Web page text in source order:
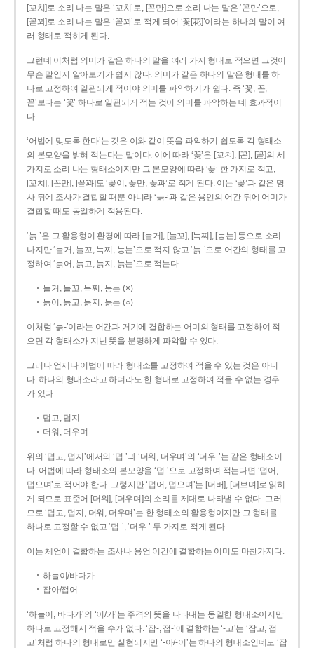
[꼬치]로 소리 나는 말은 ‘꼬치’로, [꼰만]으로 소리 나는 말은 ‘꼰만’으로,
[꼳꽈]로 소리 나는 말은 ‘꼳꽈’로 적게 되어 ‘꽃[花]’이라는 하나의 말이 여
러 형태로 적히게 된다.
그런데 이처럼 의미가 같은 하나의 말을 여러 가지 형태로 적으면 그것이
무슨 말인지 알아보기가 쉽지 않다. 의미가 같은 하나의 말은 형태를 하
나로 고정하여 일관되게 적어야 의미를 파악하기가 쉽다. 즉 ‘꽃, 꼰,
꼳’보다는 ‘꽃’ 하나로 일관되게 적는 것이 의미를 파악하는 데 효과적이
다.
‘어법에 맞도록 한다’는 것은 이와 같이 뜻을 파악하기 쉽도록 각 형태소
의 본모양을 밝혀 적는다는 말이다. 이에 따라 ‘꽃’은 [꼬ㅊ], [꼰], [꼳]의 세
가지로 소리 나는 형태소이지만 그 본모양에 따라 ‘꽃’ 한 가지로 적고,
[꼬치], [꼰만], [꼳꽈]도 ‘꽃이, 꽃만, 꽃과’로 적게 된다. 이는 ‘꽃’과 같은 명
사 뒤에 조사가 결합할 때뿐 아니라 ‘늙-’과 같은 용언의 어간 뒤에 어미가
결합할 때도 동일하게 적용된다.
‘늙-’은 그 활용형이 환경에 따라 [늘거], [늘꼬], [늑찌], [능는] 등으로 소리
나지만 ‘늘거, 늘꼬, 늑찌, 능는’으로 적지 않고 ‘늙-’으로 어간의 형태를 고
정하여 ‘늙어, 늙고, 늙지, 늙는’으로 적는다.
늘거, 늘꼬, 늑찌, 능는 (×)
늙어, 늙고, 늙지, 늙는 (○)
이처럼 ‘늙-­’이라는 어간과 거기에 결합하는 어미의 형태를 고정하여 적
으면 각 형태소가 지닌 뜻을 분명하게 파악할 수 있다.
그러나 언제나 어법에 따라 형태소를 고정하여 적을 수 있는 것은 아니
다. 하나의 형태소라고 하더라도 한 형태로 고정하여 적을 수 없는 경우
가 있다.
덥고, 덥지
더워, 더우며
위의 ‘덥고, 덥지’에서의 ‘덥-­’과 ‘더워, 더우며’의 ‘더우-­’는 같은 형태소이
다. 어법에 따라 형태소의 본모양을 ‘덥-­’으로 고정하여 적는다면 ‘덥어,
덥으며’로 적어야 한다. 그렇지만 ‘덥어, 덥으며’는 [더버], [더브며]로 읽히
게 되므로 표준어 [더워], [더우며]의 소리를 제대로 나타낼 수 없다. 그러
므로 ‘덥고, 덥지, 더워, 더우며’는 한 형태소의 활용형이지만 그 형태를
하나로 고정할 수 없고 ‘덥-’, ‘더우-’ 두 가지로 적게 된다.
이는 체언에 결합하는 조사나 용언 어간에 결합하는 어미도 마찬가지다.
하늘이/바다가
잡아/접어
‘하늘이, 바다가’의 ‘이/가’는 주격의 뜻을 나타내는 동일한 형태소이지만
하나로 고정해서 적을 수가 없다. ‘잡-, 접-’에 결합하는 ‘-고’는 ‘잡고, 접
고’처럼 하나의 형태로만 실현되지만 ‘-아/-어’는 하나의 형태소인데도 ‘잡